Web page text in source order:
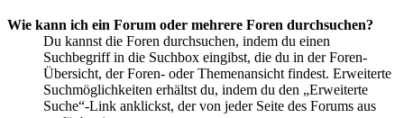
Wie kann ich ein Forum oder mehrere Foren durchsuchen?
Du kannst die Foren durchsuchen, indem du einen
Suchbegriff in die Suchbox eingibst, die du in der Foren-
Übersicht, der Foren- oder Themenansicht findest. Erweiterte
Suchmöglichkeiten erhältst du, indem du den „Erweiterte
Suche“-Link anklickst, der von jeder Seite des Forums aus